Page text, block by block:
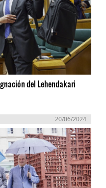
del Lehendakari
20/06/2024